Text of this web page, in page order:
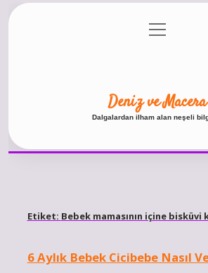
Gizlilik Politikası
menüyü
aç
Deniz ve Macera
Dalgalardan ilham alan neşeli
Etiket: Bebek mamasının içine bisküvi
6 Aylık Bebek Cicibebe Nasıl